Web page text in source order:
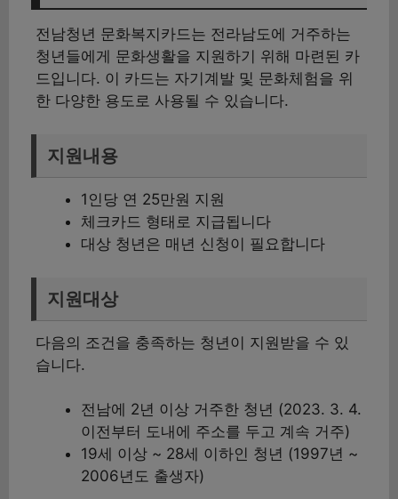
전남청년 문화복지카드는 전라남도에 거주하는
청년들에게 문화생활을 지원하기 위해 마련된 카
드입니다. 이 카드는 자기계발 및 문화체험을 위
한 다양한 용도로 사용될 수 있습니다.
지원내용
1인당 연 25만원 지원
체크카드 형태로 지급됩니다
대상 청년은 매년 신청이 필요합니다
지원대상
다음의 조건을 충족하는 청년이 지원받을 수 있
습니다.
전남에 2년 이상 거주한 청년 (2023. 3. 4.
이전부터 도내에 주소를 두고 계속 거주)
19세 이상 ~ 28세 이하인 청년 (1997년 ~
2006년도 출생자)